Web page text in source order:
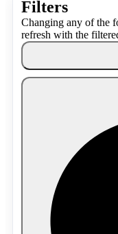
Filters
Changing any of the
refresh with the